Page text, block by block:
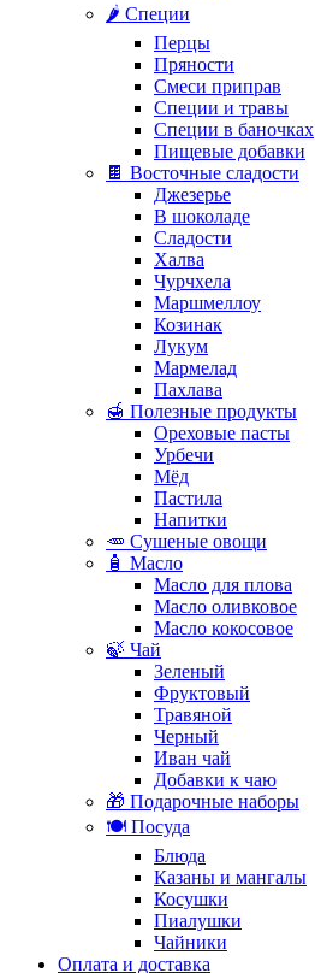
🌶️ Специи
Перцы
Пряности
Смеси приправ
Специи и травы
Специи в баночках
Пищевые добавки
🍫 Восточные сладости
Джезерье
В шоколаде
Сладости
Халва
Чурчхела
Маршмеллоу
Козинак
Лукум
Мармелад
Пахлава
🍯 Полезные продукты
Ореховые пасты
Урбечи
Мёд
Пастила
Напитки
🥕 Сушеные овощи
🧴 Масло
Масло для плова
Масло оливковое
Масло кокосовое
🍃 Чай
Зеленый
Фруктовый
Травяной
Черный
Иван чай
Добавки к чаю
🎁 Подарочные наборы
🍽️ Посуда
Блюда
Казаны и мангалы
Косушки
Пиалушки
Чайники
Оплата и доставка